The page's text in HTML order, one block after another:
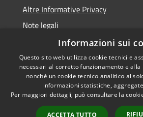
Altre Informative Privacy
Note legali
Dichiarazione di accessibilità
RSS
Accessibilità
Informazioni sui
Questo sito web utilizza cookie tecnici e
necessari al corretto funzionamento e alla
nonché un cookie tecnico analitico al
informazioni statistiche,
Per maggiori dettagli, può consultare la
ACCETTA TUTTO